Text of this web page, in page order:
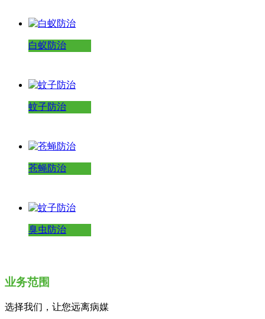
白蚁防治
蚊子防治
苍蝇防治
臭虫防治
业务范围
选择我们，让您远离病媒